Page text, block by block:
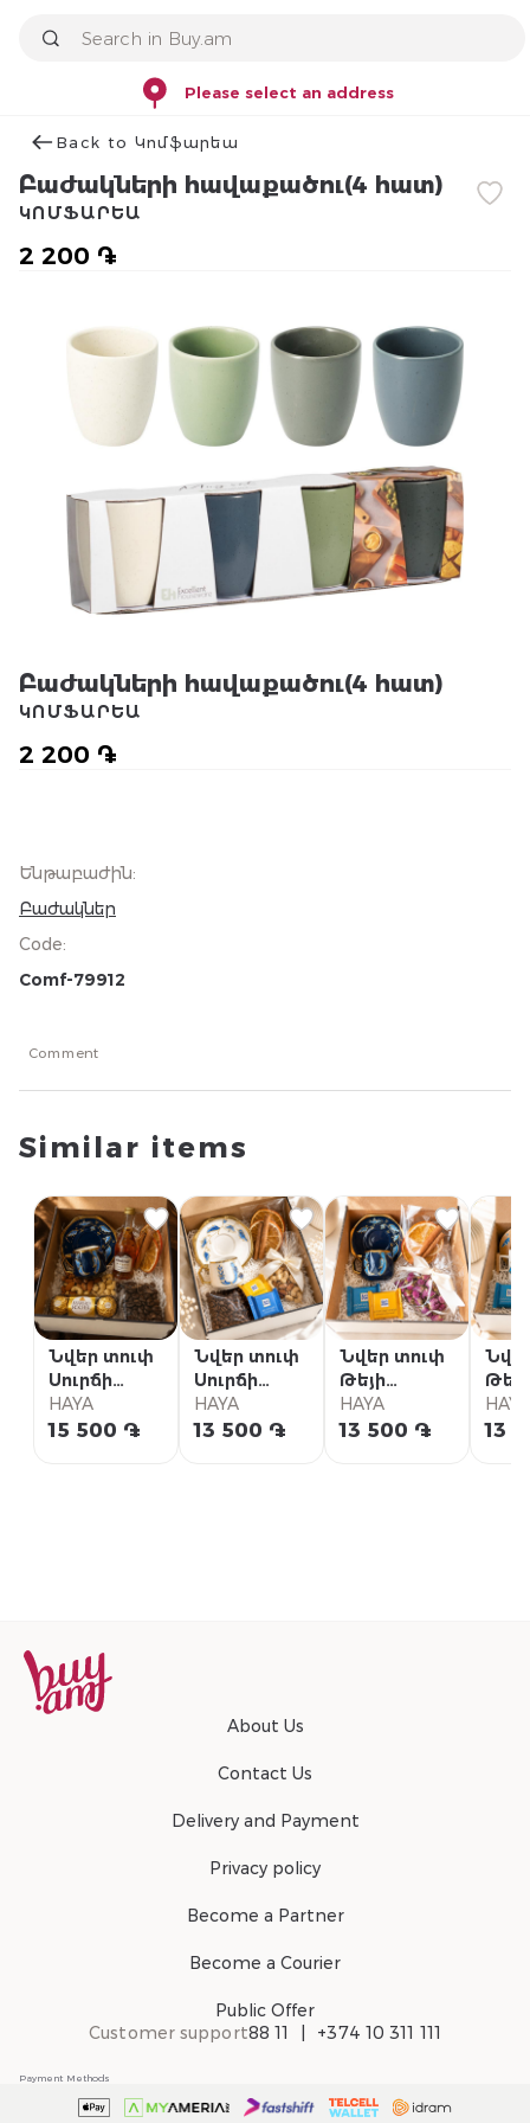
Please select an address
Back to Կոմֆարեա
Բաժակների հավաքածու(4 հատ)
2 200 ֏
ԿՈՄՖԱՐԵԱ
Բաժակների հավաքածու(4 հատ)
2 200 ֏
ԿՈՄՖԱՐԵԱ
Ենթաբաժին:
Բաժակներ
Code:
Comf-79912
Comment
Similar items
Նվեր տուփ
Սուրճի
հավաքածու
08
HAYA
15 500 ֏
Նվեր տուփ
Սուրճի
հավաքածու
07
HAYA
13 500 ֏
Նվեր տուփ
Թեյի
հավաքածու
07
HAYA
13 500 ֏
Թեյի
06
HAYA
13
About Us
Contact Us
Delivery and Payment
Privacy policy
Become a Partner
Become a Courier
Public Offer
Customer support88 11 +374 10 311 111
Payment Methods